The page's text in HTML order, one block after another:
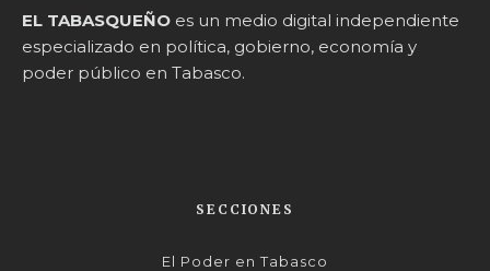
EL TABASQUEÑO es un medio digital independiente
especializado en política, gobierno, economía y
poder público en Tabasco.
SECCIONES
El Poder en Tabasco